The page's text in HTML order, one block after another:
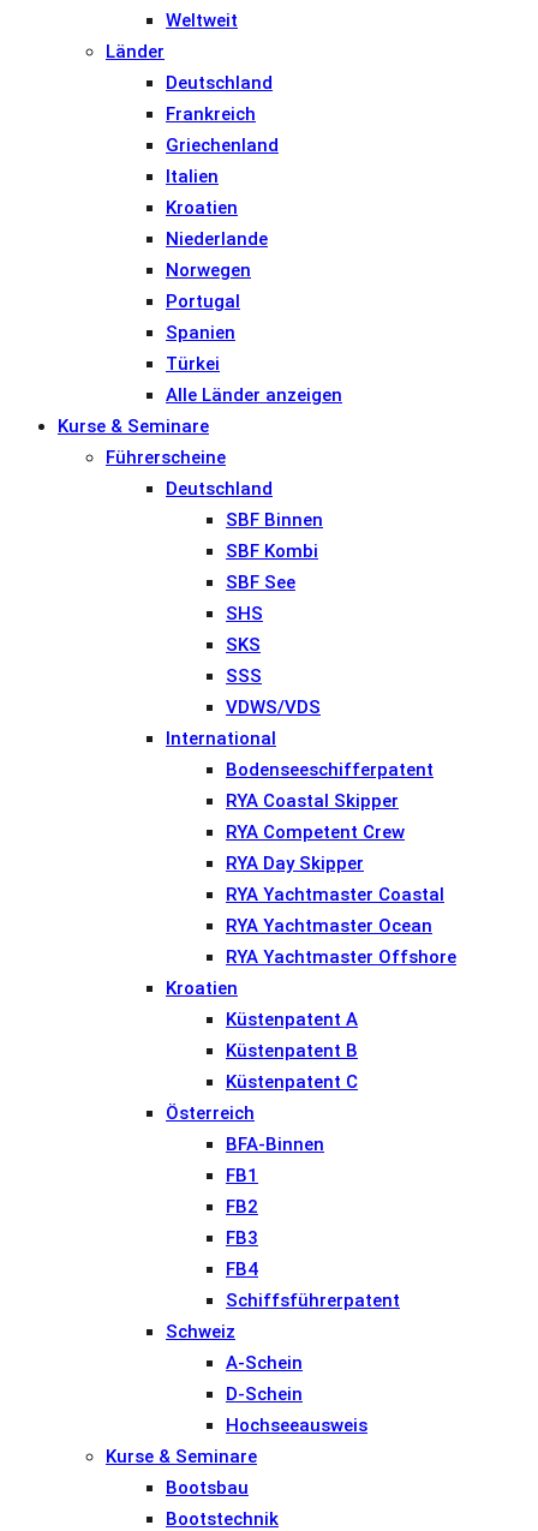
Weltweit
Länder
Deutschland
Frankreich
Griechenland
Italien
Kroatien
Niederlande
Norwegen
Portugal
Spanien
Türkei
Alle Länder anzeigen
Kurse & Seminare
Führerscheine
Deutschland
SBF Binnen
SBF Kombi
SBF See
SHS
SKS
SSS
VDWS/VDS
International
Bodenseeschifferpatent
RYA Coastal Skipper
RYA Competent Crew
RYA Day Skipper
RYA Yachtmaster Coastal
RYA Yachtmaster Ocean
RYA Yachtmaster Offshore
Kroatien
Küstenpatent A
Küstenpatent B
Küstenpatent C
Österreich
BFA-Binnen
FB1
FB2
FB3
FB4
Schiffsführerpatent
Schweiz
A-Schein
D-Schein
Hochseeausweis
Kurse & Seminare
Bootsbau
Bootstechnik